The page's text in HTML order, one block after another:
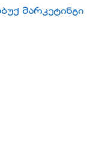
მარკეტინგი